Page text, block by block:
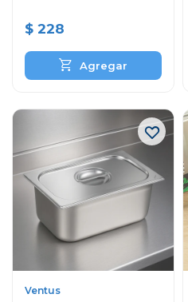
$ 228
Ventus